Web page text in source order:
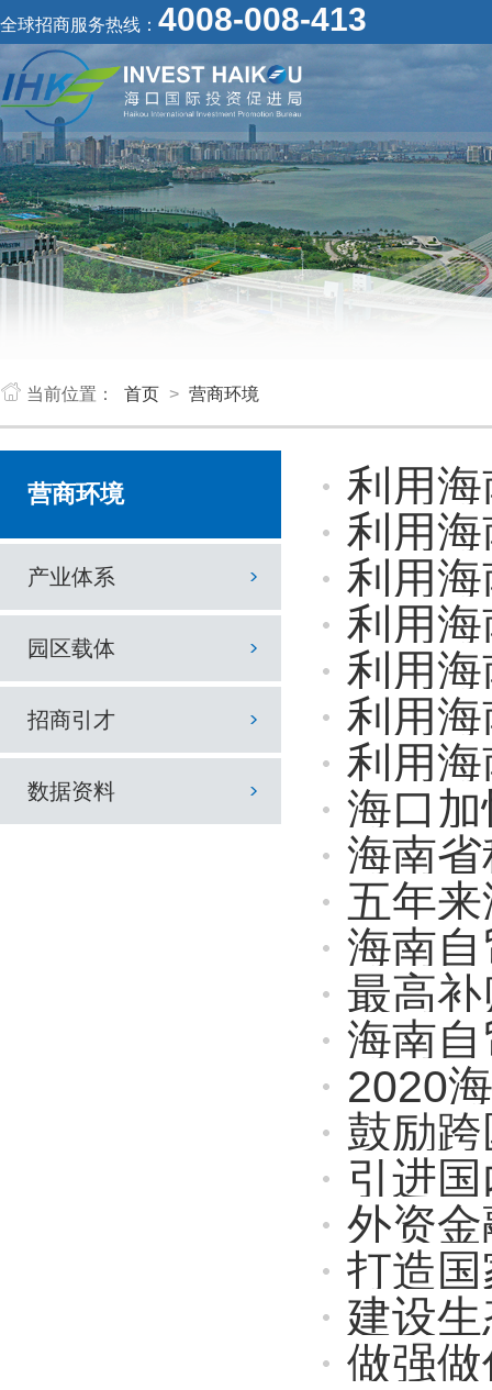
全球招商服务热线： 4008-008-413
当前位置： 首页 > 营商环境
营商环境
产业体系
园区载体
招商引才
数据资料
利用海南
利用海南自
利用海南
利用海南
利用海南自
利用海南自贸
利用海南
海口
海南省科学技术
五年
海南自
最高补贴
海南自贸
2020
鼓励跨国
引进国
外资
打造
建设
做强